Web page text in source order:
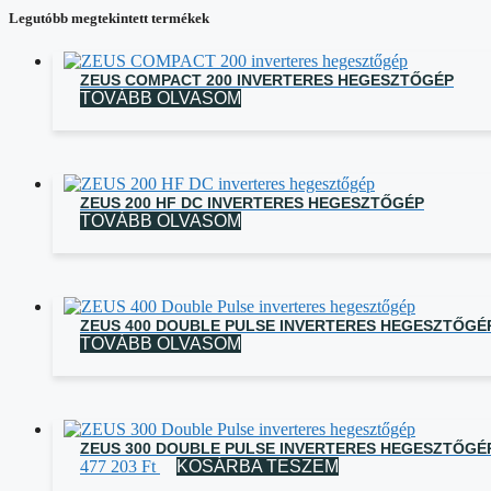
Legutóbb megtekintett termékek
ZEUS COMPACT 200 INVERTERES HEGESZTŐGÉP
TOVÁBB OLVASOM
ZEUS 200 HF DC INVERTERES HEGESZTŐGÉP
TOVÁBB OLVASOM
ZEUS 400 DOUBLE PULSE INVERTERES
TOVÁBB OLVASOM
ZEUS 300 DOUBLE PULSE INVERTERES
477 203 Ft KOSÁRBA TESZEM